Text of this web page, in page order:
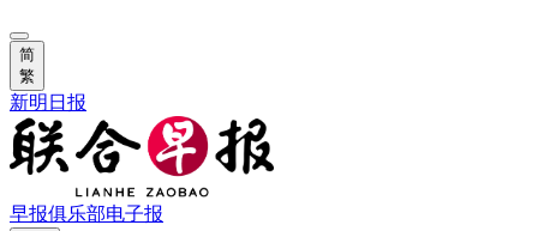
简
繁
新明日报
早报俱乐部电子报